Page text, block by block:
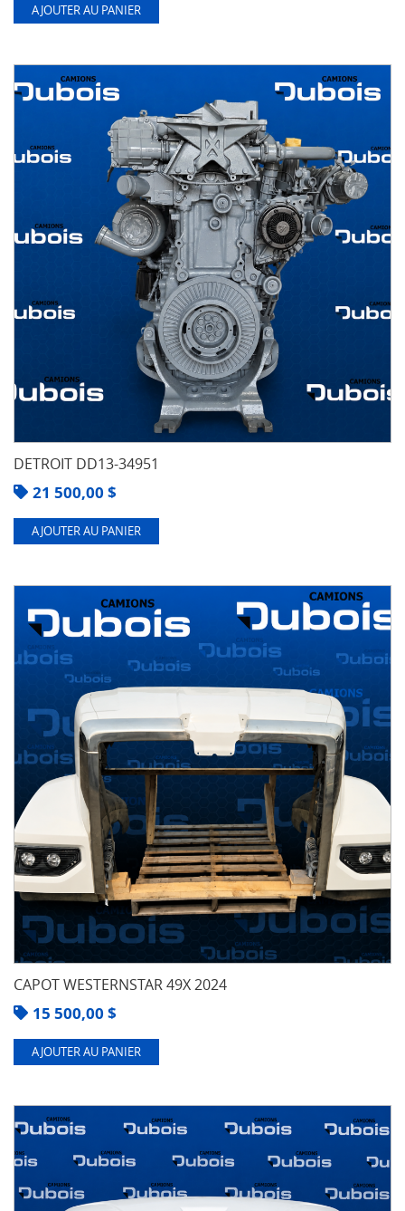
AJOUTER AU PANIER
DETROIT DD13-34951
21 500,00 $
AJOUTER AU PANIER
CAPOT WESTERNSTAR 49X 2024
15 500,00 $
AJOUTER AU PANIER